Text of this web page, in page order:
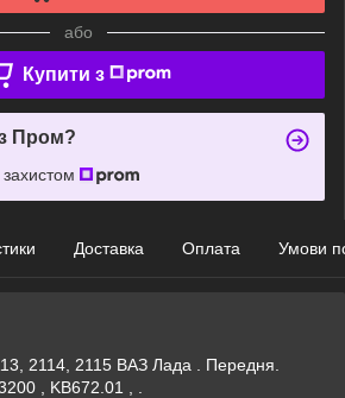
або
Купити з
Пром?
Доставка Оплата Умови
2114, 2115 ВАЗ Лада . Передня.
, KB672.01 , .